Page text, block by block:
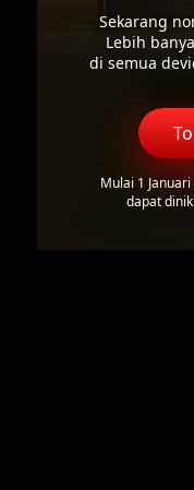
Sekarang
Lebih
di semua
Mulai 1
dapat